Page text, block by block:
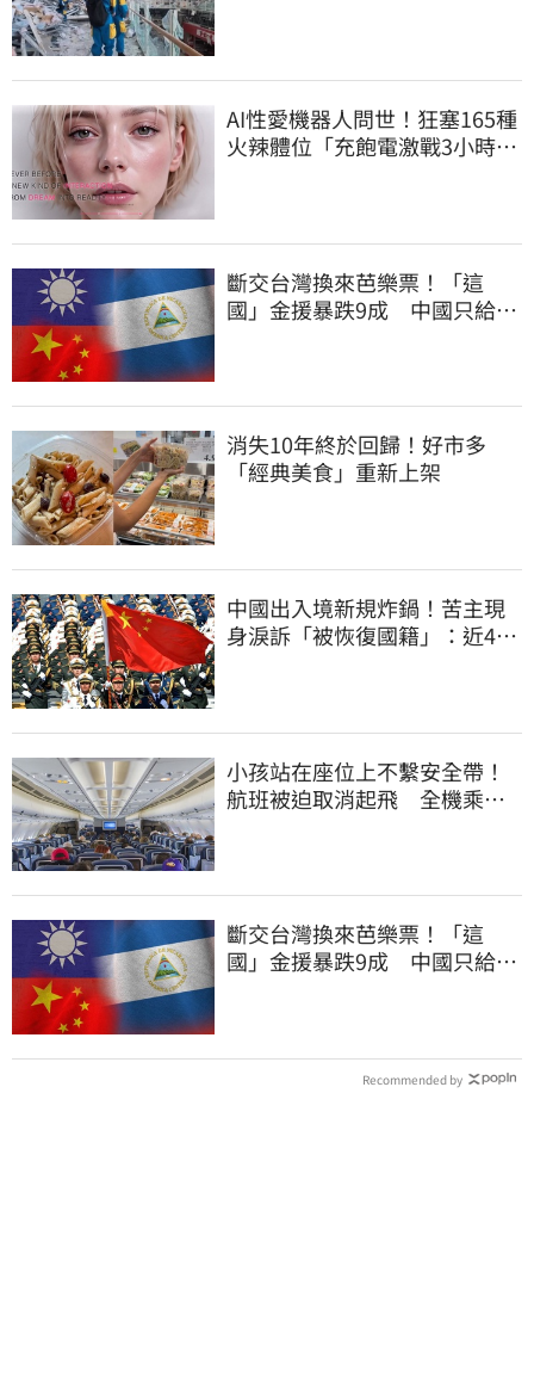
AI性愛機器人問世！狂塞165種
火辣體位「充飽電激戰3小時」
斷交台灣換來芭樂票！「這
國」金援暴跌9成 中國只給26
消失10年終於回歸！好市多
「經典美食」重新上架
中國出入境新規炸鍋！苦主現
身淚訴「被恢復國籍」：近4億
小孩站在座位上不繫安全帶！
航班被迫取消起飛 全機乘客
斷交台灣換來芭樂票！「這
國」金援暴跌9成 中國只給26
Recommended by